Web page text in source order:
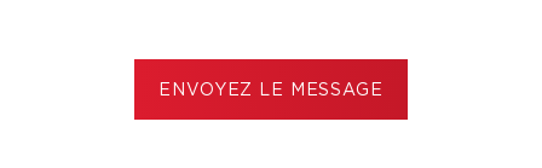
ENVOYEZ LE MESSAGE